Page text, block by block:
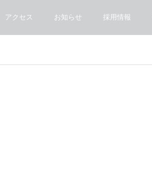
アクセス お知らせ 採用情報